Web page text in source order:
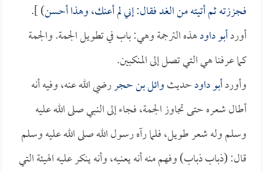
فجززته ثم أتيته من الغد فقال: إني لم أعنك، وهذا أحسن) ].
أوردأبو داودهذه الترجمة وهي: باب في تطويل الجمة. والجمة
كما عرفنا هي التي تصل إلى المنكبين.
وأوردأبو داودحديثوائل بن حجررضي الله عنه، وفيه أنه
أطال شعره حتى تجاوز الجمة، فجاء إلى النبي صلى الله عليه
وسلم وله شعر طويل، فلما رآه رسول الله صلى الله عليه وسلم
قال: (ذباب ذباب) وفهم منه أنه يعنيه، وأنه ينكر عليه الهيئة التي